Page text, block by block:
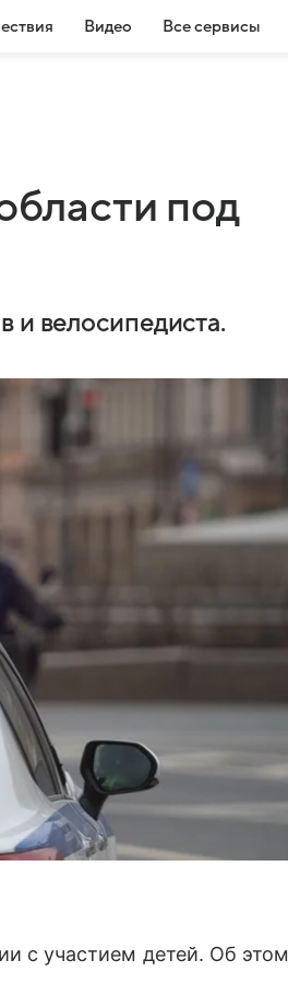
Видео Все сервисы
под
и велосипедиста.
с участием детей. Об этом